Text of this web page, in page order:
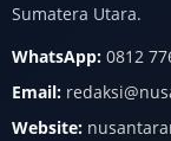
Sumatera Utara.
WhatsApp: 0812
Email:
Website: